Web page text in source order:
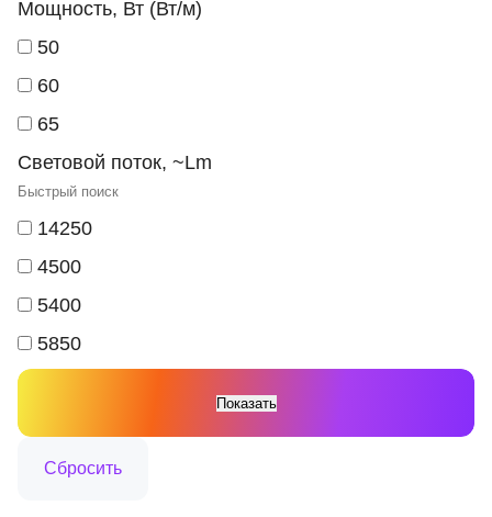
Мощность, Вт (Вт/м)
50
60
65
Световой поток, ~Lm
14250
4500
5400
5850